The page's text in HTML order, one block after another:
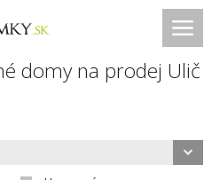
domy na prodej Ulič